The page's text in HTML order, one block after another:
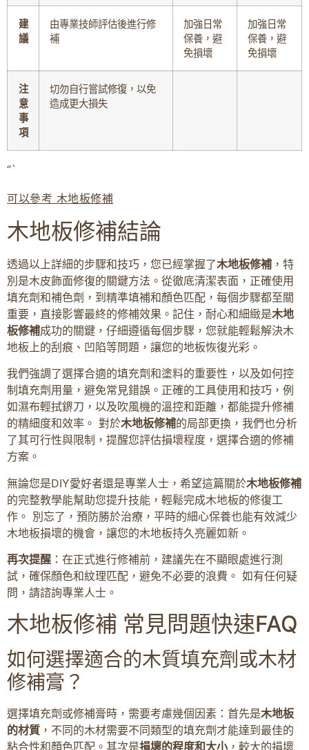
建
議
由專業技師評估後進行修
補
加強日常
保養，避
免損壞
加強日常
保養，避
免損壞
注
意
事
項
切勿自行嘗試修復，以免
造成更大損失
“`
可以參考 木地板修補
木地板修補結論
透過以上詳細的步驟和技巧，您已經掌握了木地板修補 ，特
別是木皮飾面修復的關鍵方法。從徹底清潔表面，正確使用
填充劑和補色劑，到精準填補和顏色匹配，每個步驟都至關
重要，直接影響最終的修補效果。記住，耐心和細緻是木地
板修補成功的關鍵，仔細遵循每個步驟，您就能輕鬆解決木
地板上的刮痕、凹陷等問題，讓您的地板恢復光彩。
我們強調了選擇合適的填充劑和塗料的重要性，以及如何控
制填充劑用量，避免常見錯誤。正確的工具使用和技巧，例
如濕布輕拭鎅刀，以及吹風機的溫控和距離，都能提升修補
的精細度和效率。 對於木地板修補的局部更換，我們也分析
了其可行性與限制，提醒您評估損壞程度，選擇合適的修補
方案。
無論您是DIY愛好者還是專業人士，希望這篇關於木地板修補
的完整教學能幫助您提升技能，輕鬆完成木地板的修復工
作。 別忘了，預防勝於治療，平時的細心保養也能有效減少
木地板損壞的機會，讓您的木地板持久亮麗如新。
再次提醒 ：在正式進行修補前，建議先在不顯眼處進行測
試，確保顏色和紋理匹配，避免不必要的浪費。 如有任何疑
問，請諮詢專業人士。
木地板修補 常見問題快速FAQ
如何選擇適合的木質填充劑或木材
修補膏？
選擇填充劑或修補膏時，需要考慮幾個因素：首先是木地板
的材質 ，不同的木材需要不同類型的填充劑才能達到最佳的
粘合性和顏色匹配。其次是損壞的程度和大小，較大的損壞